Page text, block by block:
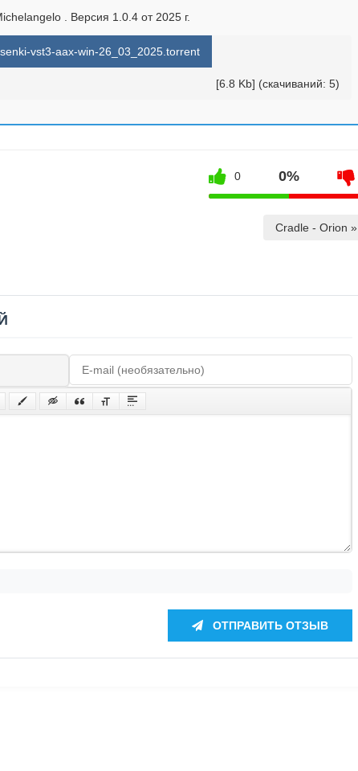
. Версия 1.0.4 от 2025 г.
vst3-aax-win-26_03_2025.torrent
[6.8 Kb] (cкачиваний: 5)
0 0%
Cradle - Orion »
ОТПРАВИТЬ ОТЗЫВ